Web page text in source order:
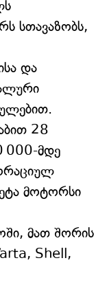
სთავაზობს,
და
28
000-მდე
მოტორსი
მათ შორის
Shell,